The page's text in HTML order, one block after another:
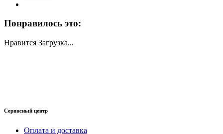
Понравилось это:
Нравится Загрузка...
Сервисный центр
Оплата и доставка